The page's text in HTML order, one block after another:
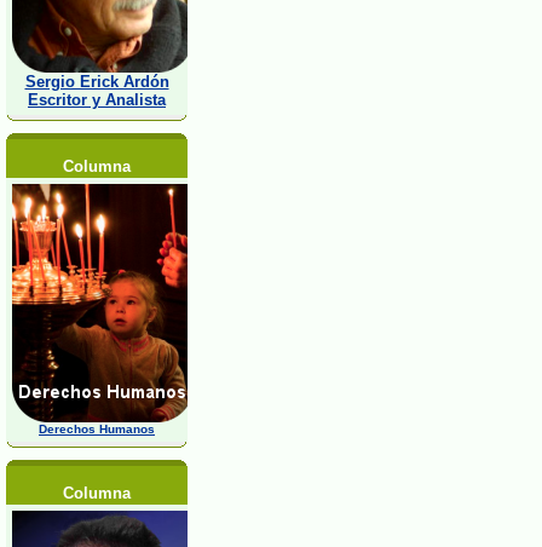
Sergio Erick Ardón
Escritor y Analista
Columna
Derechos Humanos
Columna